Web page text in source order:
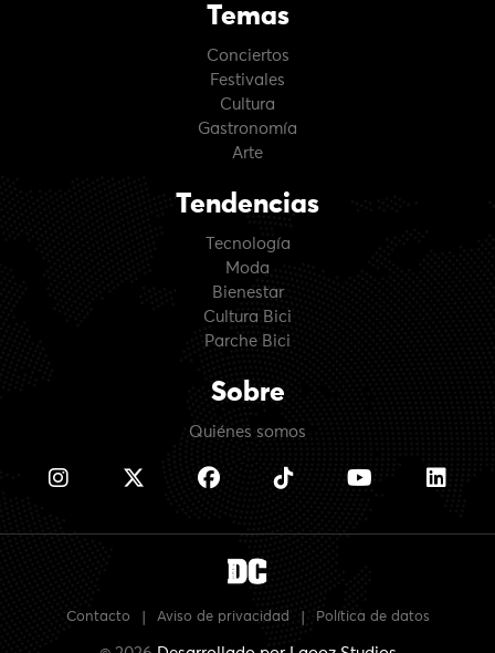
Temas
Conciertos
Festivales
Cultura
Gastronomía
Arte
Tendencias
Tecnología
Moda
Bienestar
Cultura Bici
Parche Bici
Sobre
Quiénes somos
Contacto Aviso de privacidad Política de datos